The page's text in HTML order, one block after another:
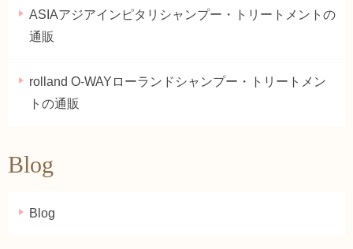
ASIAアジアインピタリシャンプー・トリートメントの
通販
rolland O-WAYローランドシャンプー・トリートメン
トの通販
Blog
Blog